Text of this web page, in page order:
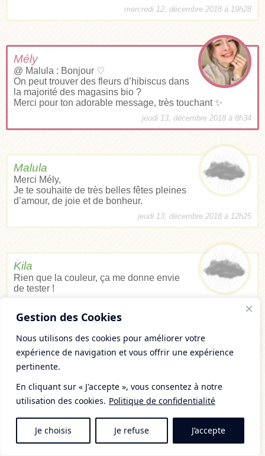
Gestion des Cookies
Nous utilisons des cookies pour améliorer votre
expérience de navigation et vous offrir une expérience
pertinente.
En cliquant sur « J'accepte », vous consentez à notre
utilisation des cookies. Politique de confidentialité
Je choisis Je refuse J’accepte
mercredi 12, décembre 2018 à 19h28
Mély
@ Malula : Bonjour ♡
On peut trouver des fleurs d’hibiscus dans
la majorité des magasins bio ?
Merci pour ton adorable message, très touchant ✨
jeudi 13, décembre 2018 à 8h34
Malula
Merci Mély,
Je te souhaite de très belles fêtes pleines
d’amour, de joie et de bonheur.
jeudi 13, décembre 2018 à 12h25
Kila
Rien que la couleur, ça me donne envie
de tester !
Léa
Bonjour Mély,
beaucoup. Par contre, elle a beaucoup le
goût de l’hibiscus (infusions 10 min) et des clous de
girofle mais peu des autres épices. Dois-je les laisser
infuser plus longtemps ? Faut-il râper le gingembre pour
qu’il ai plus de goût ?
vendredi 21, décembre 2018 à 11h49